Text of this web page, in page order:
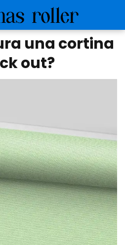
una cortina
out?